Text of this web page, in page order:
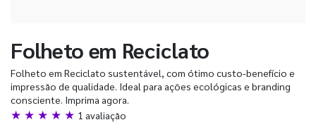
Folheto em Reciclato
Folheto em Reciclato sustentável, com ótimo custo-benefício e
impressão de qualidade. Ideal para ações ecológicas e branding
consciente. Imprima agora.
★ ★ ★ ★ ★ 1 avaliação